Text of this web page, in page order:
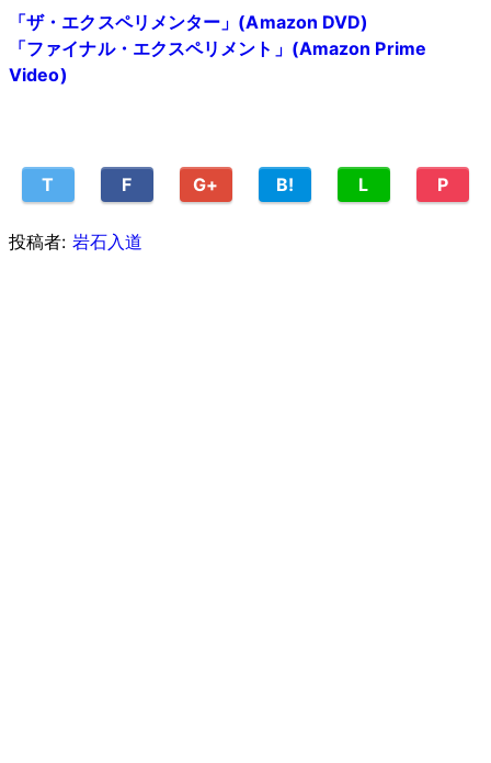
「ザ・エクスペリメンター」(Amazon DVD)
「ファイナル・エクスペリメント」(Amazon Prime
Video)
T F G+ B! L P
投稿者: 岩石入道